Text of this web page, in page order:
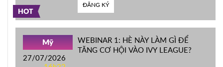
HOT
ĐĂNG KÝ
Mỹ
27/07/2026
WEBINAR 1: HÈ NÀY LÀM GÌ ĐỂ
TĂNG CƠ HỘI VÀO IVY LEAGUE?